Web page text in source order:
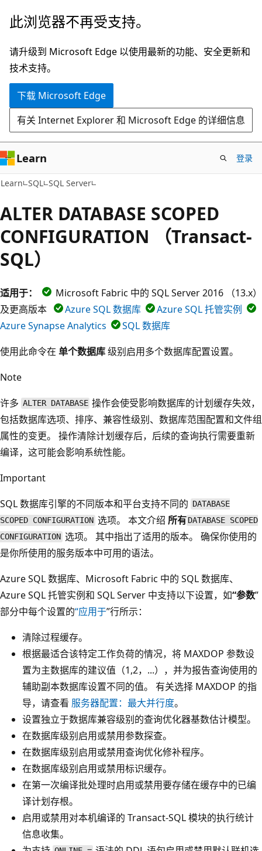
跳
主
要
内
此浏览器不再受支持。
请升级到 Microsoft Edge 以使用最新的功能、安全更新和
技术支持。
下载 Microsoft Edge
有关 Internet Explorer 和 Microsoft Edge 的详细信息
Learn 登录
Learn SQL SQL Server
ALTER DATABASE SCOPED
CONFIGURATION （Transact-
SQL）
适用于：
Microsoft Fabric 中的 SQL Server 2016 （13.x）
及更高版本
Azure SQL 数据库
Azure SQL 托管实例
Azure Synapse Analytics
SQL 数据库
使用此命令在 单个数据库级别启用多个数据库配置设置。
Note
许多 ALTER DATABASE 操作会使受影响数据库的计划缓存失效，
包括数据库选项、排序、兼容性级别、数据库范围配置和文件组
属性的变更。 操作清除计划缓存后，后续的查询执行需要重新
编译，这可能会影响系统性能。
Important
SQL 数据库引擎的不同版本和平台支持不同的 DATABASE
SCOPED CONFIGURATION 选项。 本文介绍 所有 DATABASE SCOPED
CONFIGURATION 选项。 其中指出了适用的版本。 确保你使用的
是你所使用的服务版本中可用的语法。
Azure SQL 数据库、Microsoft Fabric 中的 SQL 数据库、
Azure SQL 托管实例和 SQL Server 中支持以下设置，如“参数”
部分中每个设置的“应用于”行所示：
清除过程缓存。
根据最适合该特定工作负荷的情况，将 MAXDOP 参数设
置为主数据库的建议值（1,2，...），并为报告查询使用的
辅助副本数据库设置不同的值。 有关选择 MAXDOP 的指
导，请查看 服务器配置：最大并行度。
设置独立于数据库兼容级别的查询优化器基数估计模型。
在数据库级别启用或禁用参数探查。
在数据库级别启用或禁用查询优化修补程序。
在数据库级别启用或禁用标识缓存。
在第一次编译批处理时启用或禁用要存储在缓存中的已编
译计划存根。
启用或禁用对本机编译的 Transact-SQL 模块的执行统计
信息收集。